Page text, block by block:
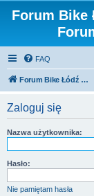
Forum Bike
FAQ
Forum Bike Łódź - Forum Rowerowe Łódź - Forum Szosowe - Forum MTB
Zaloguj się
Nazwa użytkownika:
Hasło:
Nie pamiętam hasła